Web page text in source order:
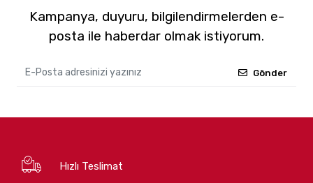
Kampanya, duyuru, bilgilendirmelerden e-
posta ile haberdar olmak istiyorum.
Gönder
Hızlı Teslimat